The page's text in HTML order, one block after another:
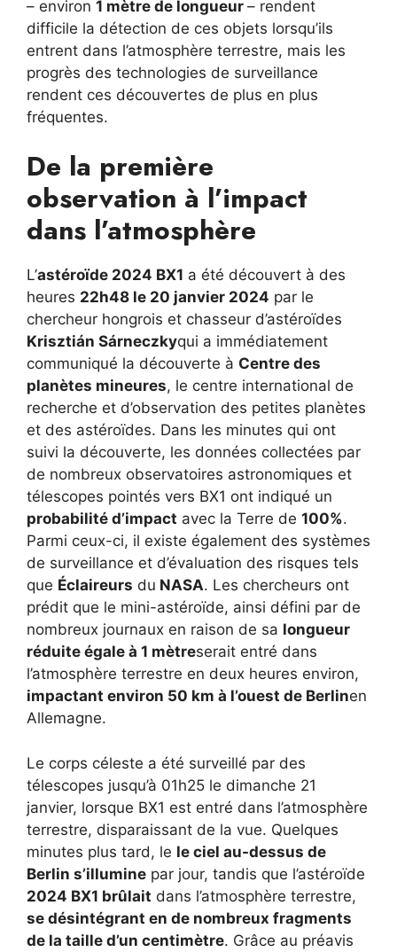
– environ 1 mètre de longueur – rendent
difficile la détection de ces objets lorsqu’ils
entrent dans l’atmosphère terrestre, mais les
progrès des technologies de surveillance
rendent ces découvertes de plus en plus
fréquentes.
De la première
observation à l’impact
dans l’atmosphère
L’astéroïde 2024 BX1 a été découvert à des
heures 22h48 le 20 janvier 2024 par le
chercheur hongrois et chasseur d’astéroïdes
Krisztián Sárneczkyqui a immédiatement
communiqué la découverte à Centre des
planètes mineures, le centre international de
recherche et d’observation des petites planètes
et des astéroïdes. Dans les minutes qui ont
suivi la découverte, les données collectées par
de nombreux observatoires astronomiques et
télescopes pointés vers BX1 ont indiqué un
probabilité d’impact avec la Terre de 100%.
Parmi ceux-ci, il existe également des systèmes
de surveillance et d’évaluation des risques tels
que Éclaireurs du NASA. Les chercheurs ont
prédit que le mini-astéroïde, ainsi défini par de
nombreux journaux en raison de sa longueur
réduite égale à 1 mètreserait entré dans
l’atmosphère terrestre en deux heures environ,
impactant environ 50 km à l’ouest de Berlinen
Allemagne.
Le corps céleste a été surveillé par des
télescopes jusqu’à 01h25 le dimanche 21
janvier, lorsque BX1 est entré dans l’atmosphère
terrestre, disparaissant de la vue. Quelques
minutes plus tard, le le ciel au-dessus de
Berlin s’illumine par jour, tandis que l’astéroïde
2024 BX1 brûlait dans l’atmosphère terrestre,
se désintégrant en de nombreux fragments
de la taille d’un centimètre. Grâce au préavis